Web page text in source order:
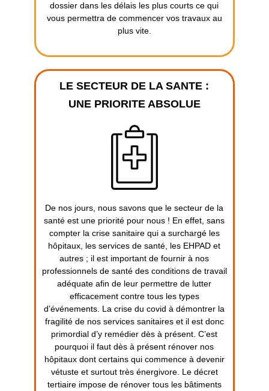
dossier dans les délais les plus courts ce qui
vous permettra de commencer vos travaux au
plus vite.
LE SECTEUR DE LA SANTE :
UNE PRIORITE ABSOLUE
De nos jours, nous savons que le secteur de la
santé est une priorité pour nous ! En effet, sans
compter la crise sanitaire qui a surchargé les
hôpitaux, les services de santé, les EHPAD et
autres ; il est important de fournir à nos
professionnels de santé des conditions de travail
adéquate afin de leur permettre de lutter
efficacement contre tous les types
d’événements. La crise du covid à démontrer la
fragilité de nos services sanitaires et il est donc
primordial d’y remédier dès à présent. C’est
pourquoi il faut dès à présent rénover nos
hôpitaux dont certains qui commence à devenir
vétuste et surtout très énergivore. Le décret
tertiaire impose de rénover tous les bâtiments